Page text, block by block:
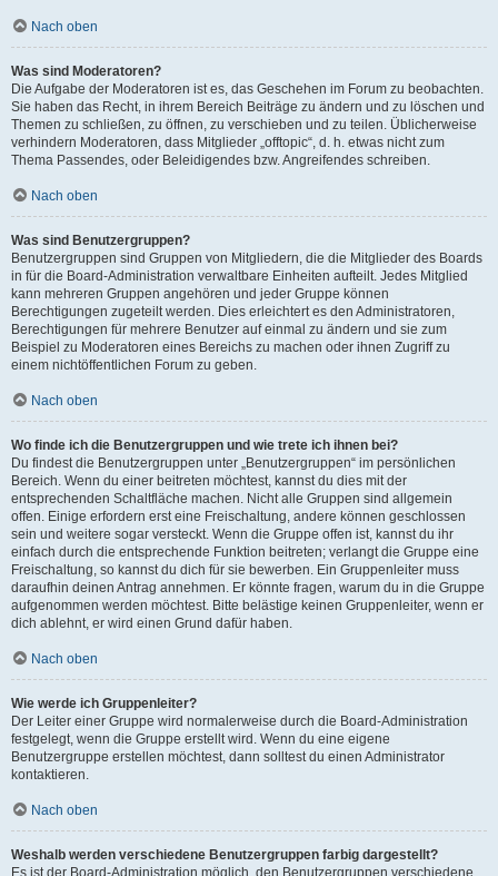
Nach oben
Was sind Moderatoren?
Die Aufgabe der Moderatoren ist es, das Geschehen im Forum zu beobachten.
Sie haben das Recht, in ihrem Bereich Beiträge zu ändern und zu löschen und
Themen zu schließen, zu öffnen, zu verschieben und zu teilen. Üblicherweise
verhindern Moderatoren, dass Mitglieder „offtopic“, d. h. etwas nicht zum
Thema Passendes, oder Beleidigendes bzw. Angreifendes schreiben.
Nach oben
Was sind Benutzergruppen?
Benutzergruppen sind Gruppen von Mitgliedern, die die Mitglieder des Boards
in für die Board-Administration verwaltbare Einheiten aufteilt. Jedes Mitglied
kann mehreren Gruppen angehören und jeder Gruppe können
Berechtigungen zugeteilt werden. Dies erleichtert es den Administratoren,
Berechtigungen für mehrere Benutzer auf einmal zu ändern und sie zum
Beispiel zu Moderatoren eines Bereichs zu machen oder ihnen Zugriff zu
einem nichtöffentlichen Forum zu geben.
Nach oben
Wo finde ich die Benutzergruppen und wie trete ich ihnen bei?
Du findest die Benutzergruppen unter „Benutzergruppen“ im persönlichen
Bereich. Wenn du einer beitreten möchtest, kannst du dies mit der
entsprechenden Schaltfläche machen. Nicht alle Gruppen sind allgemein
offen. Einige erfordern erst eine Freischaltung, andere können geschlossen
sein und weitere sogar versteckt. Wenn die Gruppe offen ist, kannst du ihr
einfach durch die entsprechende Funktion beitreten; verlangt die Gruppe eine
Freischaltung, so kannst du dich für sie bewerben. Ein Gruppenleiter muss
daraufhin deinen Antrag annehmen. Er könnte fragen, warum du in die Gruppe
aufgenommen werden möchtest. Bitte belästige keinen Gruppenleiter, wenn er
dich ablehnt, er wird einen Grund dafür haben.
Nach oben
Wie werde ich Gruppenleiter?
Der Leiter einer Gruppe wird normalerweise durch die Board-Administration
festgelegt, wenn die Gruppe erstellt wird. Wenn du eine eigene
Benutzergruppe erstellen möchtest, dann solltest du einen Administrator
kontaktieren.
Nach oben
Weshalb werden verschiedene Benutzergruppen farbig dargestellt?
Es ist der Board-Administration möglich, den Benutzergruppen verschiedene